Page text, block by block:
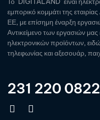
εμπορικό κομμάτι της
ΕΕ, με επίσημη έναρξη
Αντικείμενο των εργασιών μας
ηλεκτρονικών προϊόντων,
τηλεφωνίας και αξεσουάρ,
231 220 0822